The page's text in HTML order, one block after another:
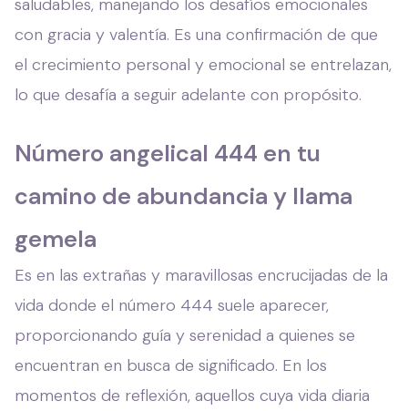
saludables, manejando los desafíos emocionales
con gracia y valentía. Es una confirmación de que
el crecimiento personal y emocional se entrelazan,
lo que desafía a seguir adelante con propósito.
Número angelical 444 en tu
camino de abundancia y llama
gemela
Es en las extrañas y maravillosas encrucijadas de la
vida donde el número 444 suele aparecer,
proporcionando guía y serenidad a quienes se
encuentran en busca de significado. En los
momentos de reflexión, aquellos cuya vida diaria